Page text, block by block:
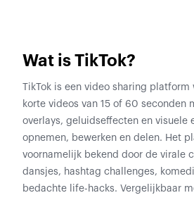
Wat is TikTok?
TikTok is een video sharing
korte videos van 15 of 60 seconden
overlays, geluidseffecten en visuele
opnemen, bewerken en delen. Het
voornamelijk bekend door de virale
dansjes, hashtag challenges,
bedachte life-hacks. Vergelijkbaar